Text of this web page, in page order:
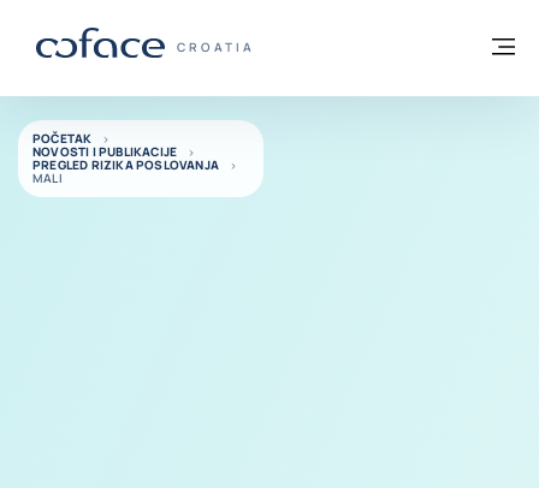
COFACE FOR TRADE - POČETNA
CROATIA
Povratak na početnu stranicu
POČETAK
NOVOSTI I PUBLIKACIJE
PREGLED RIZIKA POSLOVANJA
MALI